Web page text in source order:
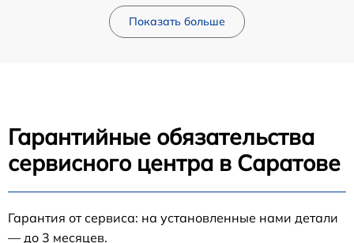
Показать больше
Гарантийные обязательства
сервисного центра в Саратове
Гарантия от сервиса: на установленные нами детали
— до 3 месяцев.